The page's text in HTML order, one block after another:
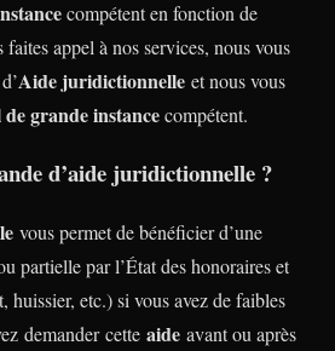
compétent en fonction de
appel à nos services, nous vous
Aide juridictionnelle et nous vous
grande instancecompétent.
d’aide juridictionnelle ?
vous permet de bénéficier d’une
partielle par l’État des honoraires et
huissier, etc.) si vous avez de faibles
demander cette aide avant ou après